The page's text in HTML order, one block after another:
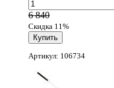
6 840
Скидка 11%
Артикул: 106734